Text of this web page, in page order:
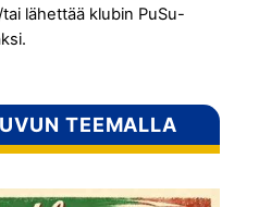
lähettää klubin PuSu-
TEEMALLA